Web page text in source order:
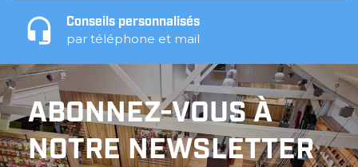
Conseils personnalisés
par téléphone et mail
ABONNEZ-VOUS À
NOTRE NEWSLETTER